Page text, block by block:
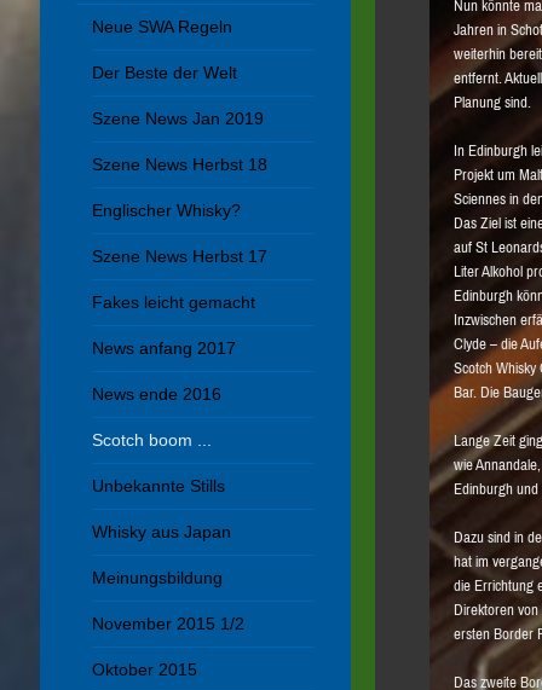
Nun könnte
Jahren in
weiterhin
entfernt.
Planung sind.
In Edinburgh
Projekt um
Sciennes in
Das Ziel ist
auf St
Liter Alkohol
Edinburgh
Inzwischen
Clyde – die
Scotch
Bar. Die
Lange Zeit
wie
Edinburgh
Dazu sind in
hat im
die Errichtung
Direktoren
ersten Border
Das zweite
Neue SWA Regeln
Der Beste der Welt
Szene News Jan 2019
Szene News Herbst 18
Englischer Whisky?
Szene News Herbst 17
Fakes leicht gemacht
News anfang 2017
News ende 2016
Scotch boom ...
Unbekannte Stills
Whisky aus Japan
Meinungsbildung
November 2015 1/2
Oktober 2015